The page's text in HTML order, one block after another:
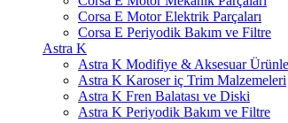
Corsa E Motor Elektrik Parçaları
Corsa E Periyodik Bakım ve Filtre
Astra K
Astra K Modifiye & Aksesuar
Astra K Karoser iç Trim Malzemeleri
Astra K Fren Balatası ve Diski
Astra K Periyodik Bakım ve Filtre